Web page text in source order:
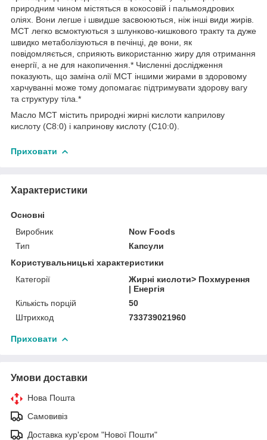
природним чином містяться в кокосовій і пальмоядрових
оліях. Вони легше і швидше засвоюються, ніж інші види жирів.
MCT легко всмоктуються з шлунково-кишкового тракту та дуже
швидко метаболізуються в печінці, де вони, як
повідомляється, сприяють використанню жиру для отримання
енергії, а не для накопичення.* Численні дослідження
показують, що заміна олії MCT іншими жирами в здоровому
харчуванні може тому допомагає підтримувати здорову вагу
та структуру тіла.*
Масло MCT містить природні жирні кислоти каприлову
кислоту (C8:0) і капринову кислоту (C10:0).
Приховати
Характеристики
Основні
Виробник
Now Foods
Тип
Капсули
Користувальницькі характеристики
Категорії
Жирні кислоти> Похмурення
| Енергія
Кількість порцій
50
Штрихкод
733739021960
Приховати
Умови доставки
Нова Пошта
Самовивіз
Доставка кур'єром "Нової Пошти"